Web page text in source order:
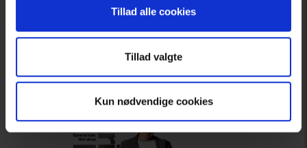
Tillad alle cookies
Tillad valgte
Kun nødvendige cookies
STUB:Pakken forår 2027